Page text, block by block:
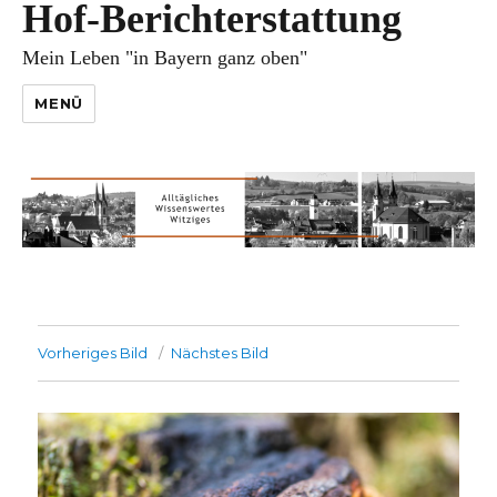
Hof-Berichterstattung
Mein Leben "in Bayern ganz oben"
MENÜ
Vorheriges Bild Nächstes Bild